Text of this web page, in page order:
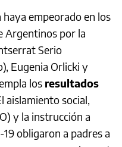
haya empeorado en los
Argentinos por la
Serio
Eugenia Orlicki y
los resultados
aislamiento social,
y la instrucción a
obligaron a padres a